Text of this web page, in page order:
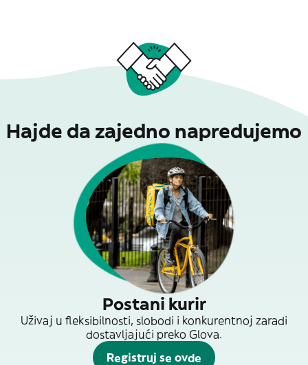
Hajde da zajedno napredujemo
Postani kurir
Uživaj u fleksibilnosti, slobodi i konkurentnoj zaradi
dostavljajući preko Glova.
Registruj se ovde